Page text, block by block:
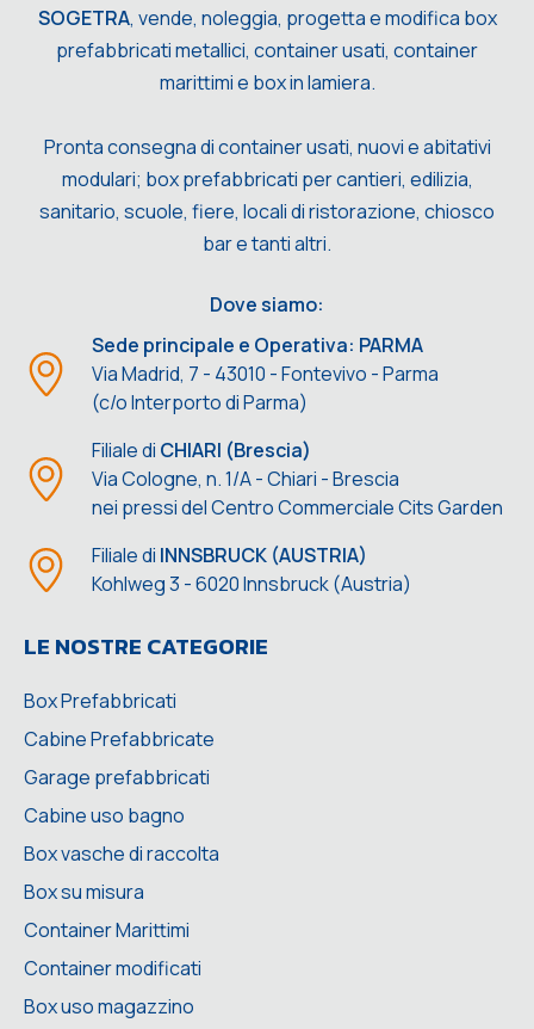
SOGETRA, vende, noleggia, progetta e modifica box
prefabbricati metallici, container usati, container
marittimi e box in lamiera.
Pronta consegna di container usati, nuovi e abitativi
modulari; box prefabbricati per cantieri, edilizia,
sanitario, scuole, fiere, locali di ristorazione, chiosco
bar e tanti altri.
Dove siamo:
Sede principale e Operativa: PARMA
Via Madrid, 7 - 43010 - Fontevivo - Parma
(c/o Interporto di Parma)
Filiale di CHIARI (Brescia)
Via Cologne, n. 1/A - Chiari - Brescia
nei pressi del Centro Commerciale Cits Garden
Filiale di INNSBRUCK (AUSTRIA)
Kohlweg 3 - 6020 Innsbruck (Austria)
LE NOSTRE CATEGORIE
Box Prefabbricati
Cabine Prefabbricate
Garage prefabbricati
Cabine uso bagno
Box vasche di raccolta
Box su misura
Container Marittimi
Container modificati
Box uso magazzino